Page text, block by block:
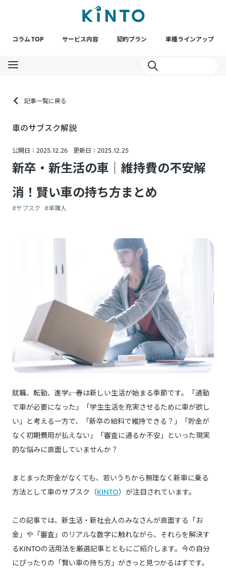
コラム TOP サービス内容 契約プラン 車種ラインアップ
記事一覧に戻る
車のサブスク解説
公開日：2025.12.26 更新日：2025.12.25
新卒・新生活の車｜維持費の不安解
消！賢い車の持ち方まとめ
#サブスク #車購入
就職、転勤、進学――。春は新しい生活が始まる季節です。「通勤
で車が必要になった」「学生生活を充実させるために車が欲し
い」と考える一方で、「新卒の給料で維持できる？」「貯金が
なく初期費用が払えない」「審査に通るか不安」といった現実
的な悩みに直面していませんか？
まとまった貯金がなくても、若いうちから無理なく新車に乗る
方法として車のサブスク（KINTO）が注目されています。
この記事では、新生活・新社会人のみなさんが直面する「お
金」や「審査」のリアルな数字に触れながら、それらを解決す
るKINTOの活用法を厳選記事とともにご紹介します。今の自分
にぴったりの「賢い車の持ち方」がきっと見つかるはずです。